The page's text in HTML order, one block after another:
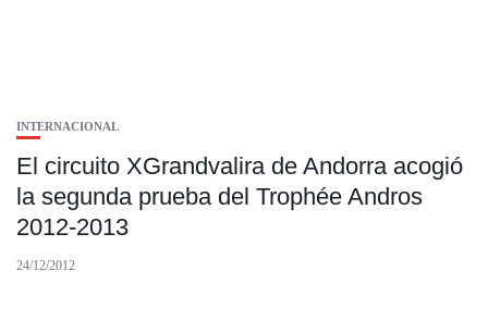
INTERNACIONAL
El circuito XGrandvalira de Andorra acogió
la segunda prueba del Trophée Andros
2012-2013
24/12/2012